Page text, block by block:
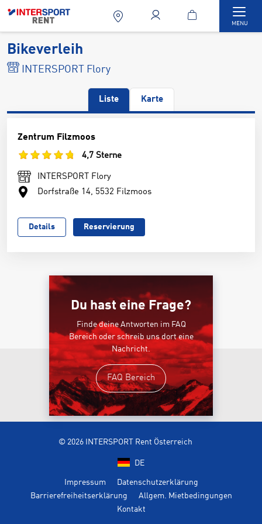
MENU
Bikeverleih
INTERSPORT Flory
Liste Karte
Zentrum Filzmoos
4,7 Sterne
INTERSPORT Flory
Dorfstraße 14, 5532 Filzmoos
Details Reservierung
Du hast eine Frage?
Finde deine Antworten im FAQ
Bereich oder schreib uns dort eine
Nachricht.
FAQ Bereich
© 2026 INTERSPORT Rent Österreich
DE
Impressum
Datenschutzerklärung
Barrierefreiheitserklärung
Allgem. Mietbedingungen
Kontakt